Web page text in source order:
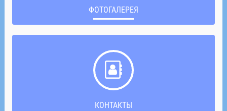
ФОТОГАЛЕРЕЯ
КОНТАКТЫ